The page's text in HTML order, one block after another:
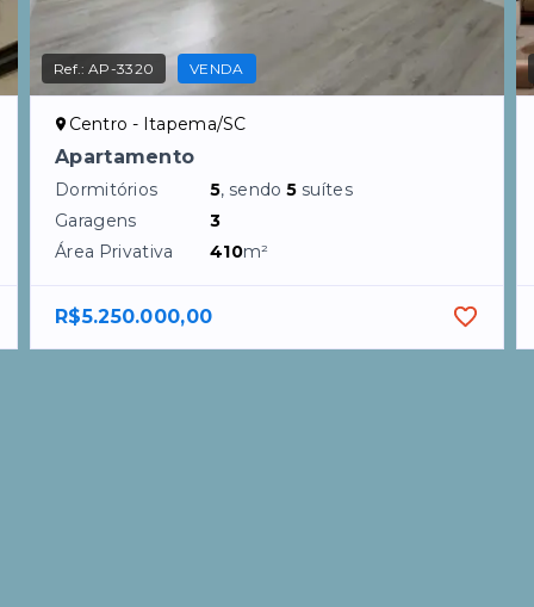
Ref.:AP-3320 VENDA
Centro - Itapema/SC
Apartamento
Dormitórios 5, sendo5 suítes
Garagens
3
Área Privativa
410m²
R$5.250.000,00